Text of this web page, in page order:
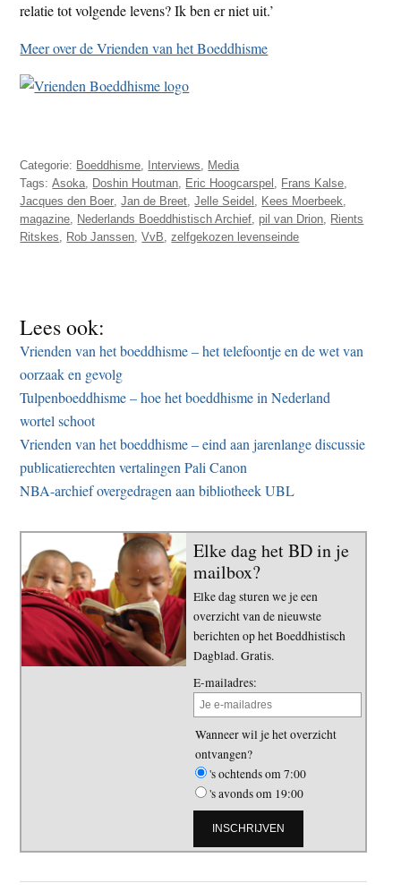
relatie tot volgende levens? Ik ben er niet uit.’
Meer over de Vrienden van het Boeddhisme
Categorie: Boeddhisme, Interviews, Media
Tags:Asoka, Doshin Houtman, Eric Hoogcarspel , Frans Kalse,
Jacques den Boer,Jan de Breet,Jelle Seidel , Kees Moerbeek,
magazine, Nederlands Boeddhistisch Archief, pil van Drion, Rients
Ritskes, Rob Janssen,VvB,zelfgekozen levenseinde
Lees ook:
Vrienden van het boeddhisme – het telefoontje en de wet van
oorzaak en gevolg
Tulpenboeddhisme – hoe het boeddhisme in Nederland
wortel schoot
Vrienden van het boeddhisme – eind aan jarenlange discussie
publicatierechten vertalingen Pali Canon
NBA-archief overgedragen aan bibliotheek UBL
Elke dag het BD in je
mailbox?
Elke dag sturen we je een
overzicht van de nieuwste
berichten op het Boeddhistisch
Dagblad. Gratis.
E-mailadres:
Wanneer wil je het overzicht
ontvangen?
's ochtends om 7:00
's avonds om 19:00